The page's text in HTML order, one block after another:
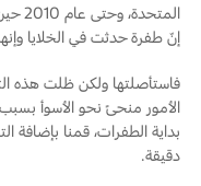
إنّ طفرة حدثت في الخلايا
الأمور منحىً نحو الأسوأ
بداية الطفرات، قمنا بإضافة
دقيقة.